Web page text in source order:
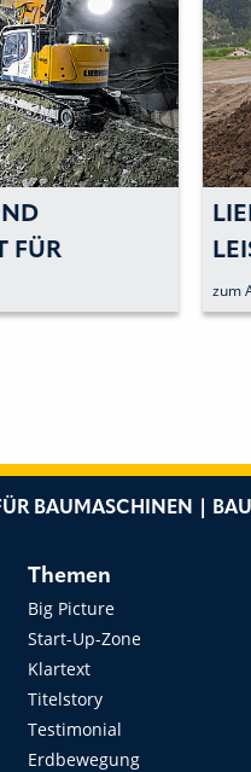
FÜR
zum
BAUMASCHINEN |
Themen
Big Picture
Start-Up-Zone
Klartext
Titelstory
Testimonial
Erdbewegung